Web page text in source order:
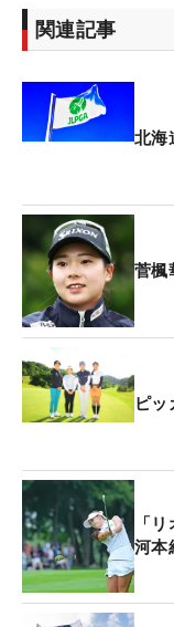
も低い10回で「
返るが、チャン
レギュラーツア
ルフ」以来とな
いたので悔しい
す」と、50万円
がこぼれた。
日章学園高3年
テストで一発合
ったが、競技終
が始まったが、
ーでポイントを
上。シーズン中
る。
関連記事
北
菅
ピッ
「
河本